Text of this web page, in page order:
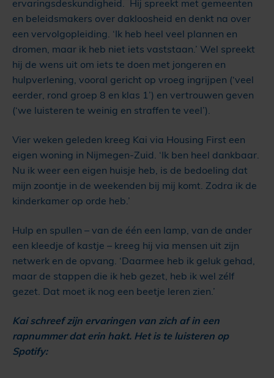
ervaringsdeskundigheid. Hij spreekt met gemeenten
en beleidsmakers over dakloosheid en denkt na over
een vervolgopleiding. ‘Ik heb heel veel plannen en
dromen, maar ik heb niet iets vaststaan.’ Wel spreekt
hij de wens uit om iets te doen met jongeren en
hulpverlening, vooral gericht op vroeg ingrijpen (‘veel
eerder, rond groep 8 en klas 1’) en vertrouwen geven
(‘we luisteren te weinig en straffen te veel’).
Vier weken geleden kreeg Kai via Housing First een
eigen woning in Nijmegen-Zuid. ‘Ik ben heel dankbaar.
Nu ik weer een eigen huisje heb, is de bedoeling dat
mijn zoontje in de weekenden bij mij komt. Zodra ik de
kinderkamer op orde heb.’
Hulp en spullen – van de één een lamp, van de ander
een kleedje of kastje – kreeg hij via mensen uit zijn
netwerk en de opvang. ‘Daarmee heb ik geluk gehad,
maar de stappen die ik heb gezet, heb ik wel zélf
gezet. Dat moet ik nog een beetje leren zien.’
Kai schreef zijn ervaringen van zich af in een
rapnummer dat erin hakt. Het is te luisteren op
Spotify: